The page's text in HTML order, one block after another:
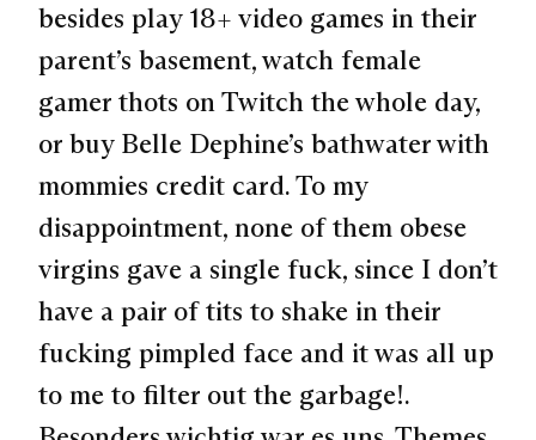
besides play 18+ video games in their
parent’s basement, watch female
gamer thots on Twitch the whole day,
or buy Belle Dephine’s bathwater with
mommies credit card. To my
disappointment, none of them obese
virgins gave a single fuck, since I don’t
have a pair of tits to shake in their
fucking pimpled face and it was all up
to me to filter out the garbage!.